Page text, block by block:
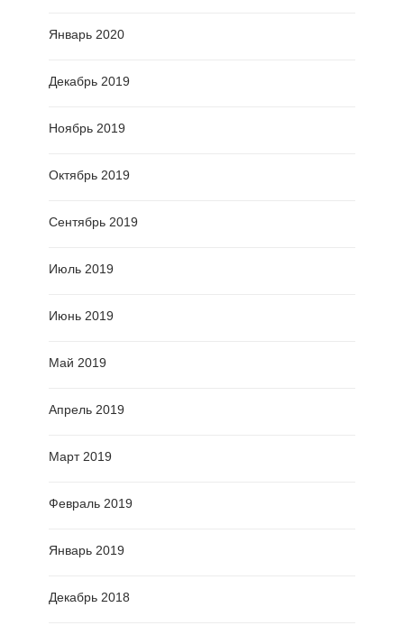
Январь 2020
Декабрь 2019
Ноябрь 2019
Октябрь 2019
Сентябрь 2019
Июль 2019
Июнь 2019
Май 2019
Апрель 2019
Март 2019
Февраль 2019
Январь 2019
Декабрь 2018